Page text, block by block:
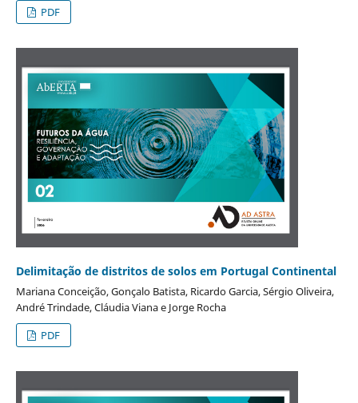
PDF
Delimitação de distritos de solos em Portugal Continental
Mariana Conceição, Gonçalo Batista, Ricardo Garcia, Sérgio Oliveira,
André Trindade, Cláudia Viana e Jorge Rocha
PDF